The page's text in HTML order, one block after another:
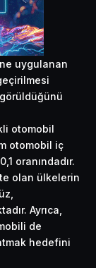
uygulanan
görüldüğünü
otomobil
otomobil iç
oranındadır.
olan ülkelerin
Ayrıca,
de
hedefini